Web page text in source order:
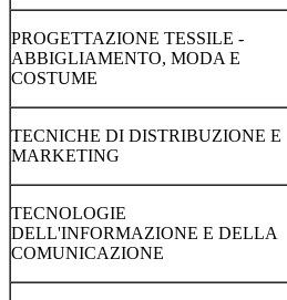
PROGETTAZIONE TESSILE -
ABBIGLIAMENTO, MODA E
COSTUME
TECNICHE DI DISTRIBUZIONE E
MARKETING
TECNOLOGIE
DELL'INFORMAZIONE E DELLA
COMUNICAZIONE